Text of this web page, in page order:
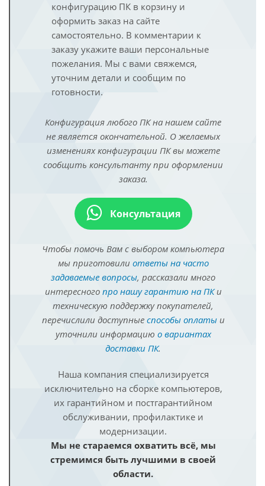
конфигурацию ПК в корзину и
оформить заказ на сайте
самостоятельно. В комментарии к
заказу укажите ваши персональные
пожелания. Мы с вами свяжемся,
уточним детали и сообщим по
готовности.
Конфигурация любого ПК на нашем сайте
не является окончательной. О желаемых
изменениях конфигурации ПК вы можете
сообщить консультанту при оформлении
заказа.
Консультация
Чтобы помочь Вам с выбором компьютера
мы приготовили ответы на часто
задаваемые вопросы, рассказали много
интересного про нашу гарантию на ПКи
техническую поддержку покупателей,
перечислили доступные способы оплатыи
уточнили информацию о вариантах
доставки ПК.
Наша компания специализируется
исключительно на сборке компьютеров,
их гарантийном и постгарантийном
обслуживании, профилактике и
модернизации.
Мы не стараемся охватить всё, мы
стремимся быть лучшими в своей
области.